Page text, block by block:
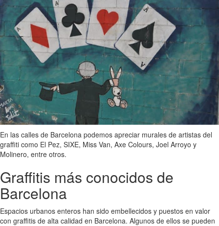
En las calles de Barcelona podemos apreciar murales de artistas del
graffiti como El Pez, SIXE, Miss Van, Axe Colours, Joel Arroyo y
Molinero, entre otros.
Graffitis más conocidos de
Barcelona
Espacios urbanos enteros han sido embellecidos y puestos en valor
con graffitis de alta calidad en Barcelona. Algunos de ellos se pueden